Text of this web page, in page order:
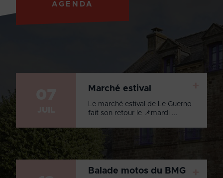
AGENDA
Marché estival
Le marché estival de Le Guerno
fait son retour le 📌mardi ...
Balade motos du BMG